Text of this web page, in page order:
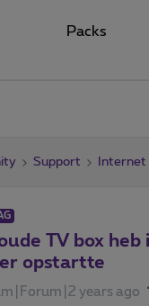
Packs
Support Internet
TV box
opstartte
years ago